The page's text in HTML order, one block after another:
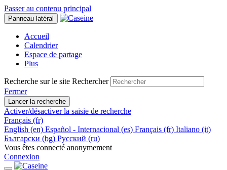
Passer au contenu principal
Panneau latéral
Accueil
Calendrier
Espace de partage
Plus
Recherche sur le site Rechercher
Fermer
Lancer la recherche
Activer/désactiver la saisie de recherche
Français ‎(fr)‎
English ‎(en)‎ Español - Internacional ‎(es)‎ Français ‎(fr)‎ Italiano ‎(it)‎
Български ‎(bg)‎ Русский ‎(ru)‎
Vous êtes connecté anonymement
Connexion